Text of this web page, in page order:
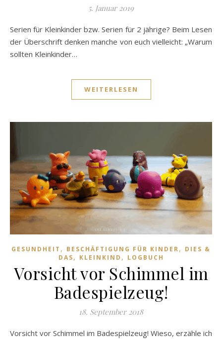
5. Januar 2019
Serien für Kleinkinder bzw. Serien für 2 jährige? Beim Lesen
der Überschrift denken manche von euch vielleicht: „Warum
sollten Kleinkinder…
WEITERLESEN
GESUNDHEIT , BESCHÄFTIGUNG FÜR KINDER, DIES &
DAS, KLEINKIND , LOGBUCH
Vorsicht vor Schimmel im
Badespielzeug!
18. September 2018
Vorsicht vor Schimmel im Badespielzeug! Wieso, erzähle ich